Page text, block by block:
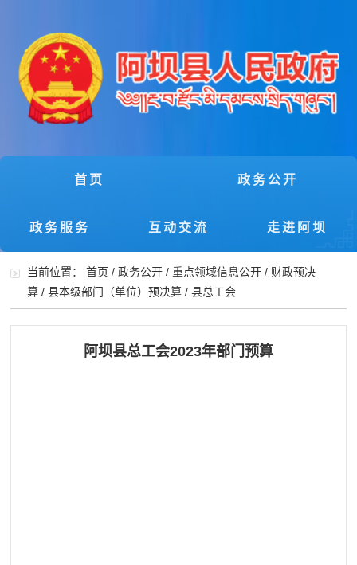
首页 政务公开
政务服务 互动交流 走进阿坝
当前位置：首页 /政务公开 /重点领域信息公开 / 财政预决
算 /县本级部门（单位）预决算 /县总工会
阿坝县总工会2023年部门预算